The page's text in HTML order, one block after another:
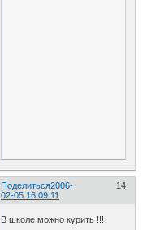
Поделиться 14
2006-
02-05 16:09:11
В школе можно курить !!!